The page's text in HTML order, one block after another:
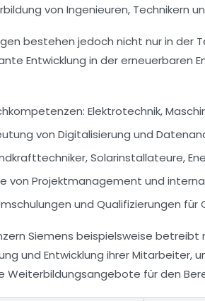
von Ingenieuren, Technikern
bestehen jedoch nicht nur in der
Entwicklung in der
Elektrotechnik,
von Digitalisierung und
Solarinstallateure,
von Projektmanagement und
und Qualifizierungen für
Siemens beispielsweise betreibt
und Entwicklung ihrer Mitarbeiter,
Weiterbildungsangebote für den